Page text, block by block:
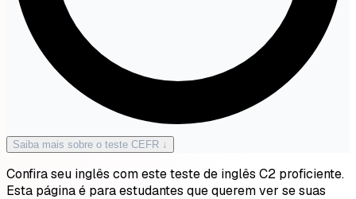
Saiba mais sobre o teste CEFR ↓
Confira seu inglês com este teste de inglês C2 proficiente.
Esta página é para estudantes que querem ver se suas